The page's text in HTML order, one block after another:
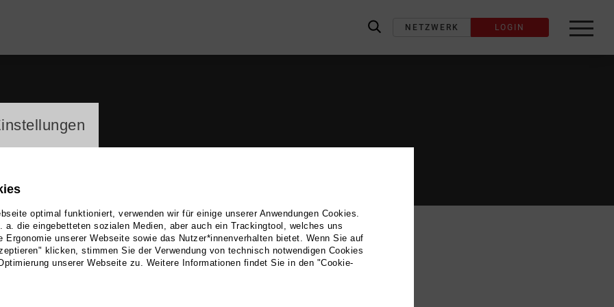
label_search
NETZWERK LOGIN
Kittel
optimal funktioniert, verwenden wir für einige unserer Anwendungen Cookies.
a. die eingebetteten sozialen Medien, aber auch ein Trackingtool, welches uns
Ergonomie unserer Webseite sowie das Nutzer*innenverhalten bietet. Wenn Sie auf
klicken, stimmen Sie der Verwendung von technisch notwendigen Cookies
unserer Webseite zu. Weitere Informationen findet Sie in den "Cookie-